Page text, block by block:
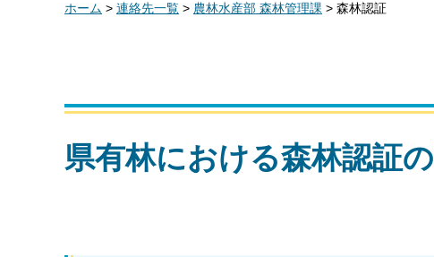
ホーム > 連絡先一覧 > 農林水産部 森林管理課 > 森林認証
県有林における森林認証